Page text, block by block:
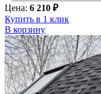
Цена: 6 210 ₽
Купить в 1 клик
В корзину